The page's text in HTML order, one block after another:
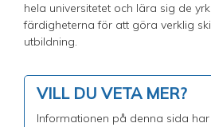
hela universitetet och lära sig de
färdigheterna för att göra verklig
utbildning.
VILL DU VETA MER?
Informationen på denna sida